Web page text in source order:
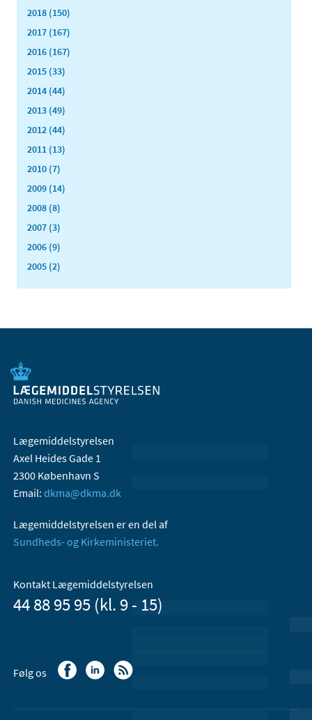
2018 (150)
2017 (167)
2016 (167)
2015 (33)
2014 (44)
2013 (49)
2012 (44)
2011 (13)
2010 (7)
2009 (14)
2008 (8)
2007 (3)
2006 (9)
2005 (2)
Lægemiddelstyrelsen
Axel Heides Gade 1
2300 København S
Email: dkma@dkma.dk
Lægemiddelstyrelsen er en del af
Sundheds- og Kirkeministeriet.
Kontakt Lægemiddelstyrelsen
44 88 95 95 (kl. 9 - 15)
Følg os